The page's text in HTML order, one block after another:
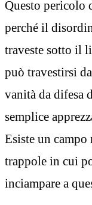
Questo pericolo
perché il
traveste sotto il
può travestirsi
vanità da difesa
semplice
Esiste un
trappole in cui
inciampare a